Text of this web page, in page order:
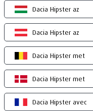
Dacia Hipster az
Dacia Hipster az
Dacia Hipster met
Dacia Hipster met
Dacia Hipster avec